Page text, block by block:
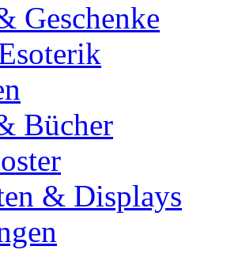
Geschenke
Bücher
& Displays